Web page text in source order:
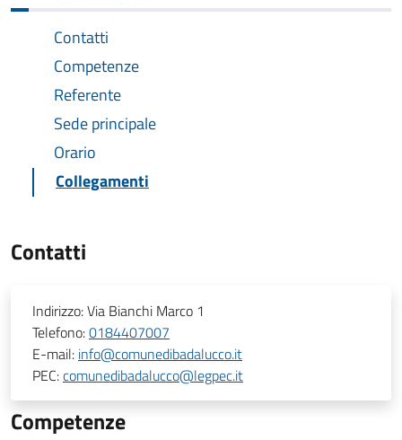
Contatti
Competenze
Referente
Sede principale
Orario
Collegamenti
Contatti
Indirizzo:Via Bianchi Marco 1
Telefono:0184407007
E-mail: info@comunedibadalucco.it
PEC:comunedibadalucco@legpec.it
Competenze